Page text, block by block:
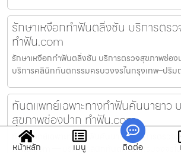
รักษาเหงือกทำฟันตลิ่งชัน บริการตร
ทำฟัน.com
รักษาเหงือกทำฟันตลิ่งชัน บริการตรวจสุขภาพช่อ
บริการคลินิกทันตกรรมครบวงจรในกรุงเทพ–ปริ
ทันตแพทย์เฉพาะทางทำฟันคันนายาว
สุขภาพช่องปาก ทำฟัน.com
ทันตแพทย์เฉพาะทางทำฟันคันนายาว บริการตรวจสุ
ทำฟัน.com — บริการคลินิกทันตกรรมครบวงจรใ
หน้าหลัก เมนู ติดต่อ